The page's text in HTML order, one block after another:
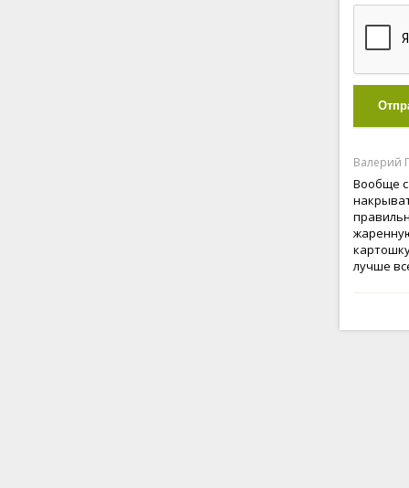
Валерий
Вообще
лучше